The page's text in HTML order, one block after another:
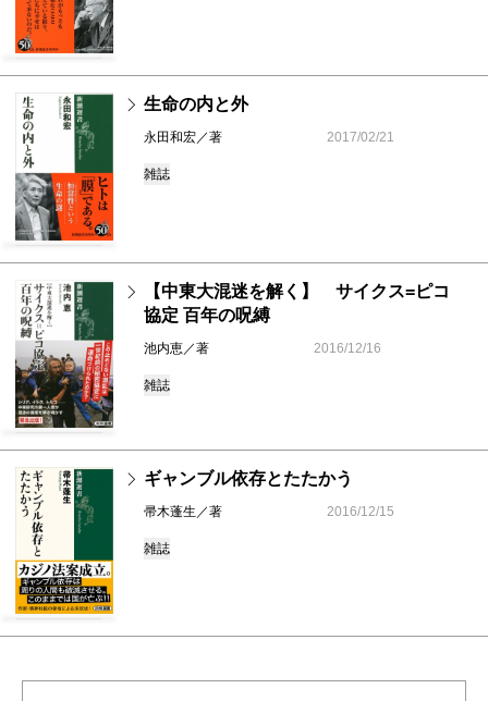
生命の内と外
永田和宏／著 2017/02/21
雑誌
【中東大混迷を解く】 サイクス=ピコ
協定 百年の呪縛
池内恵／著 2016/12/16
雑誌
ギャンブル依存とたたかう
帚木蓬生／著 2016/12/15
雑誌